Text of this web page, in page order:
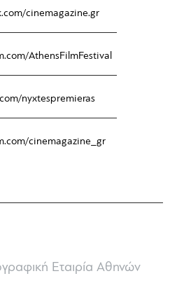
cinemagazine.gr
AthensFilmFestival
nyxtespremieras
cinemagazine_gr
Εταιρία Αθηνών